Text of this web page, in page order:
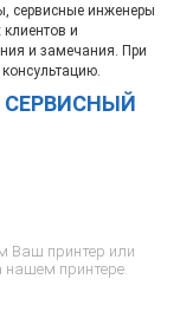
сервисные инженеры
и
и замечания. При
СЕРВИСНЫЙ
Ваш принтер или
принтере.